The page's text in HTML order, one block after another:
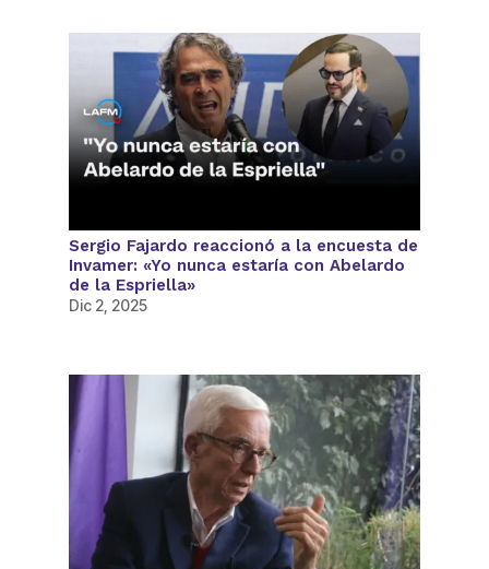
Sergio Fajardo reaccionó a la encuesta de
Invamer: «Yo nunca estaría con Abelardo
de la Espriella»
Dic 2, 2025